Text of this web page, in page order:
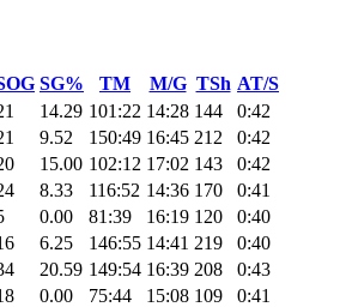
SG% TM M/G TSh AT/S
14.29 101:22 14:28 144
0:42
9.52 150:49 16:45 212
0:42
15.00 102:12 17:02 143
0:42
8.33 116:52 14:36 170
0:41
0.00 81:39 16:19 120
0:40
6.25 146:55 14:41 219
0:40
20.59 149:54 16:39 208
0:43
0.00 75:44 15:08 109
0:41